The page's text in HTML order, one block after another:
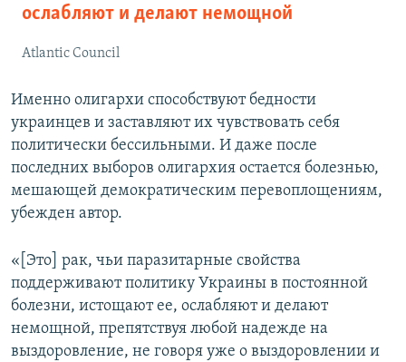
ослабляют и делают немощной
Atlantic Council
Именно олигархи способствуют бедности
украинцев и заставляют их чувствовать себя
политически бессильными. И даже после
последних выборов олигархия остается болезнью,
мешающей демократическим перевоплощениям,
убежден автор.
«[Это] рак, чьи паразитарные свойства
поддерживают политику Украины в постоянной
болезни, истощают ее, ослабляют и делают
немощной, препятствуя любой надежде на
выздоровление, не говоря уже о выздоровлении и